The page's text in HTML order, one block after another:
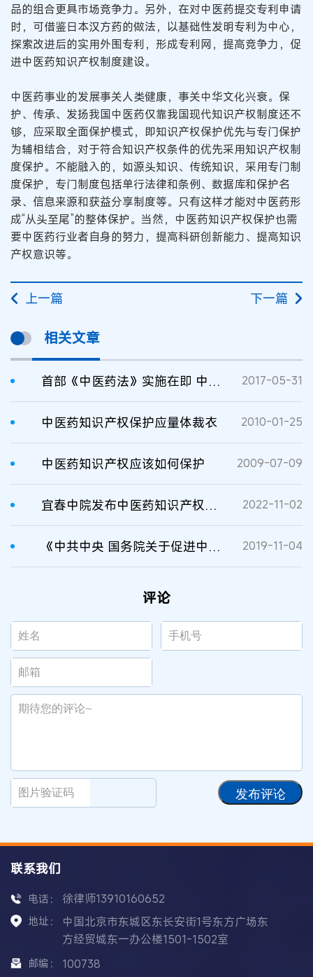
品的组合更具市场竞争力。另外，在对中医药提交专利申请
时，可借鉴日本汉方药的做法，以基础性发明专利为中心，
探索改进后的实用外围专利，形成专利网，提高竞争力，促
进中医药知识产权制度建设。
中医药事业的发展事关人类健康，事关中华文化兴衰。保
护、传承、发扬我国中医药仅靠我国现代知识产权制度还不
够，应采取全面保护模式，即知识产权保护优先与专门保护
为辅相结合，对于符合知识产权条件的优先采用知识产权制
度保护。不能融入的，如源头知识、传统知识，采用专门制
度保护，专门制度包括单行法律和条例、数据库和保护名
录、信息来源和获益分享制度等。只有这样才能对中医药形
成“从头至尾”的整体保护。当然，中医药知识产权保护也需
要中医药行业者自身的努力，提高科研创新能力、提高知识
产权意识等。
上一篇 下一篇
相关文章
首部《中医药法》实施在即 中医药知识产权保护该如何创新？ 2017-05-31
中医药知识产权保护应量体裁衣 2010-01-25
中医药知识产权应该如何保护 2009-07-09
宜春中院发布中医药知识产权保护典型案例 2022-11-02
《中共中央 国务院关于促进中医药传承创新发展的意见》发布，部署中医药产业知识产权保护、运用 2019-11-04
评论
发布评论
联系我们
电话： 徐律师13910160652
地址：
中国北京市东城区东长安街1号东方广场东
方经贸城东一办公楼1501-1502室
邮编： 100738